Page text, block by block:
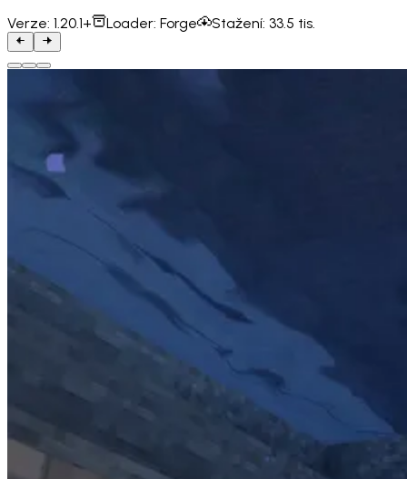
Verze: 1.20.1+ Loader: Forge Stažení: 33.5 tis.